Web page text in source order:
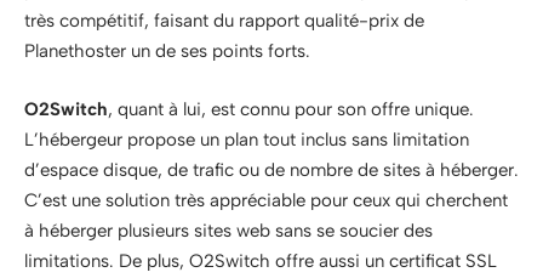
très compétitif, faisant du rapport qualité-prix de
Planethoster un de ses points forts.
O2Switch, quant à lui, est connu pour son offre unique.
L’hébergeur propose un plan tout inclus sans limitation
d’espace disque, de trafic ou de nombre de sites à héberger.
C’est une solution très appréciable pour ceux qui cherchent
à héberger plusieurs sites web sans se soucier des
limitations. De plus, O2Switch offre aussi un certificat SSL